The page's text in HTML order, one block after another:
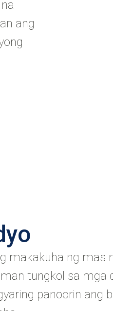
ang
makakuha ng mas
tungkol sa mga
panoorin ang